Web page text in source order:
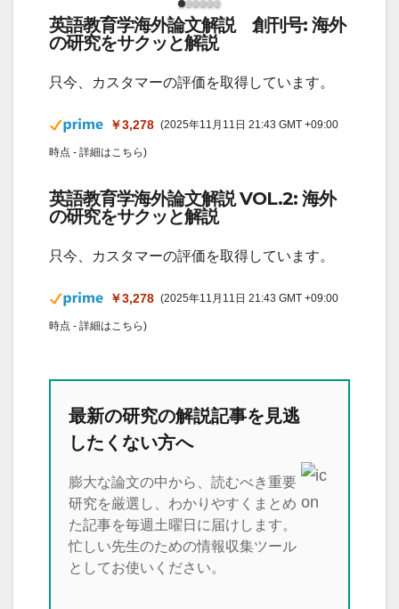
英語教育学海外論文解説 創刊号: 海外
の研究をサクッと解説
只今、カスタマーの評価を取得しています。
￥3,278 (2025年11月11日 21:43 GMT +09:00
時点 - 詳細はこちら)
英語教育学海外論文解説 VOL.2: 海外
の研究をサクッと解説
只今、カスタマーの評価を取得しています。
￥3,278 (2025年11月11日 21:43 GMT +09:00
時点 - 詳細はこちら)
最新の研究の解説記事を見逃
したくない方へ
膨大な論文の中から、読むべき重要
研究を厳選し、わかりやすくまとめ
た記事を毎週土曜日に届けします。
忙しい先生のための情報収集ツール
としてお使いください。